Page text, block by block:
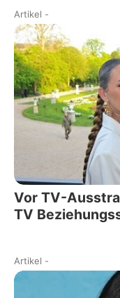
Artikel -
Vor TV-
TV
Artikel -